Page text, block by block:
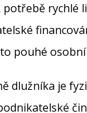
rychlé
pouhé
je